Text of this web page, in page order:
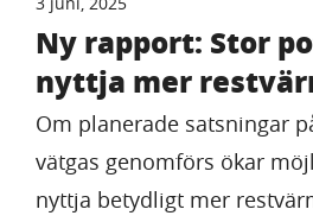
Ny rapport: Stor
nyttja mer
Om planerade satsningar
vätgas genomförs ökar
nyttja betydligt mer